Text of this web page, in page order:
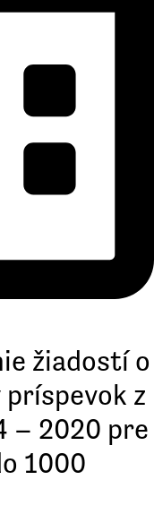
žiadostí o
z
– 2020 pre
1000